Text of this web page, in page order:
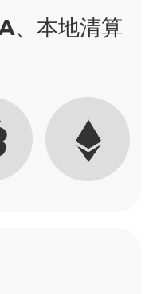
、本地清算